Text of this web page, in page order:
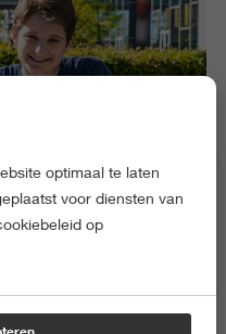
Bio-
optimaal te laten
voor diensten van
op